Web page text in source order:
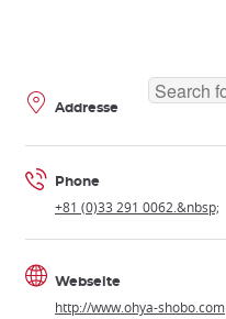
Addresse
Phone
+81 (0)33 291 0062.&nbsp;
Webseite
http://www.ohya-shobo.com